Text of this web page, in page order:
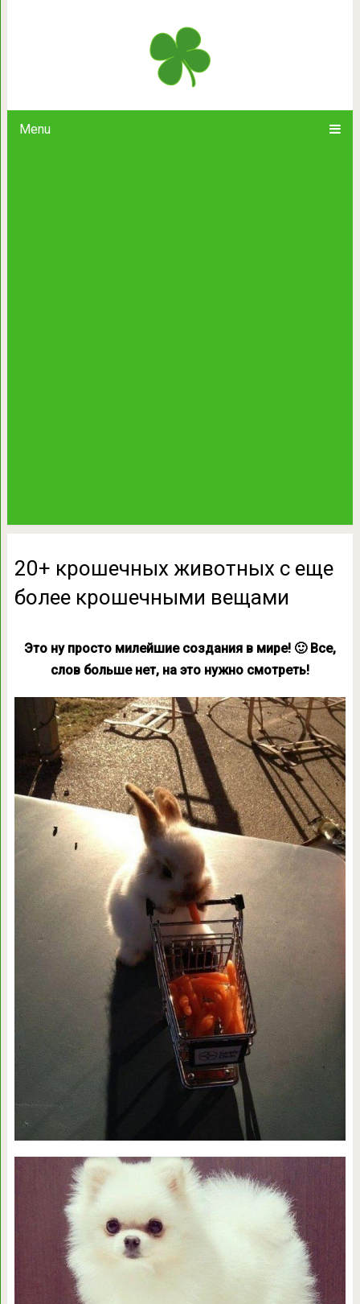
Menu
20+ крошечных животных с
20+ крошечных животных с еще
более крошечными вещами
Это ну просто милейшие создания в мире! 🙂 Все,
слов больше нет, на это нужно смотреть!